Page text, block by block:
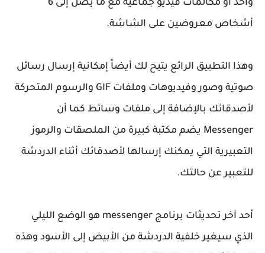
واحد أو مكالمات فيديو جماعية مع ما يصل إلى 6
أشخاص معروضين على الشاشة.
وهذا التطبيق الرائع يتيح لك أيضاً إمكانية إرسال رسائل
صوتية وصور وفيديوهات وملفات GIF والرسوم المتحركة
لأصدقائك بالإضافة إلى ملفات وسائط كما أن
Messenger يضم مكتبة كبيرة من الملصقات والرموز
التعبيرية التي يمكنك إرسالها لأصدقائك أثناء الدردشة
للتعبير عن حالتك.
أحد آخر تحديثات برنامج messenger هو الوضع الليلي
الذي سيغير خلفية الدردشة من الأبيض إلى الأسود وهذه